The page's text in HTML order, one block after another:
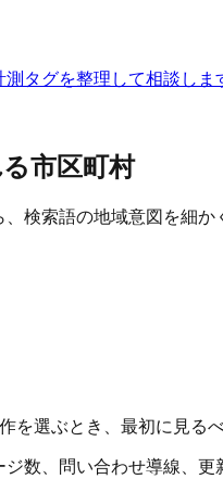
タグを整理して相談しま
市区町村
検索語の地域意図を細か
を選ぶとき、最初に見る
数、問い合わせ導線、